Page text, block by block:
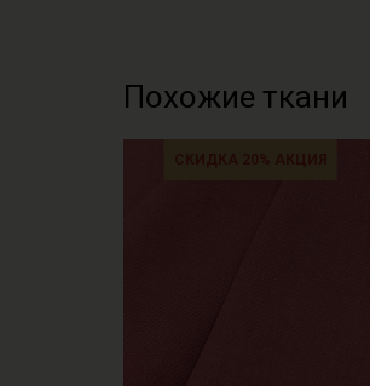
Похожие ткани